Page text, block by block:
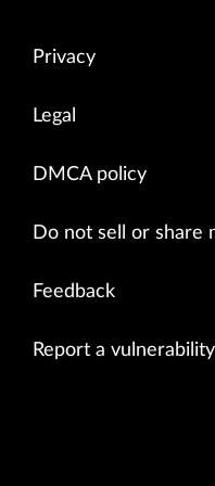
Privacy
Legal
DMCA policy
Do not sell or share
Feedback
Report a vulnerability